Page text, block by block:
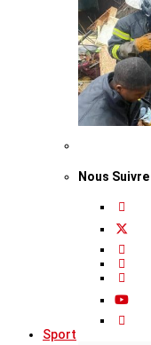
Nous Suivre
Sport